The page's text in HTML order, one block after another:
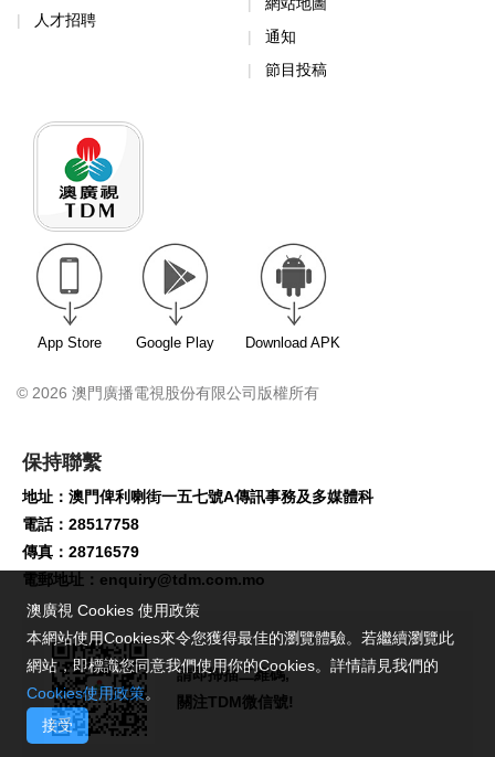
人才招聘
通知
節目投稿
App Store Google Play Download APK
© 2026 澳門廣播電視股份有限公司版權所有
保持聯繫
地址：澳門俾利喇街一五七號A傳訊事務及多媒體科
電話：28517758
傳真：28716579
電郵地址： enquiry@tdm.com.mo
請即掃描二維碼,
關注TDM微信號!
澳廣視 Cookies 使用政策
本網站使用Cookies來令您獲得最佳的瀏覽體驗。若繼續瀏覽此
網站，即標識您同意我們使用你的Cookies。詳情請見我們的
Cookies使用政策。
接受